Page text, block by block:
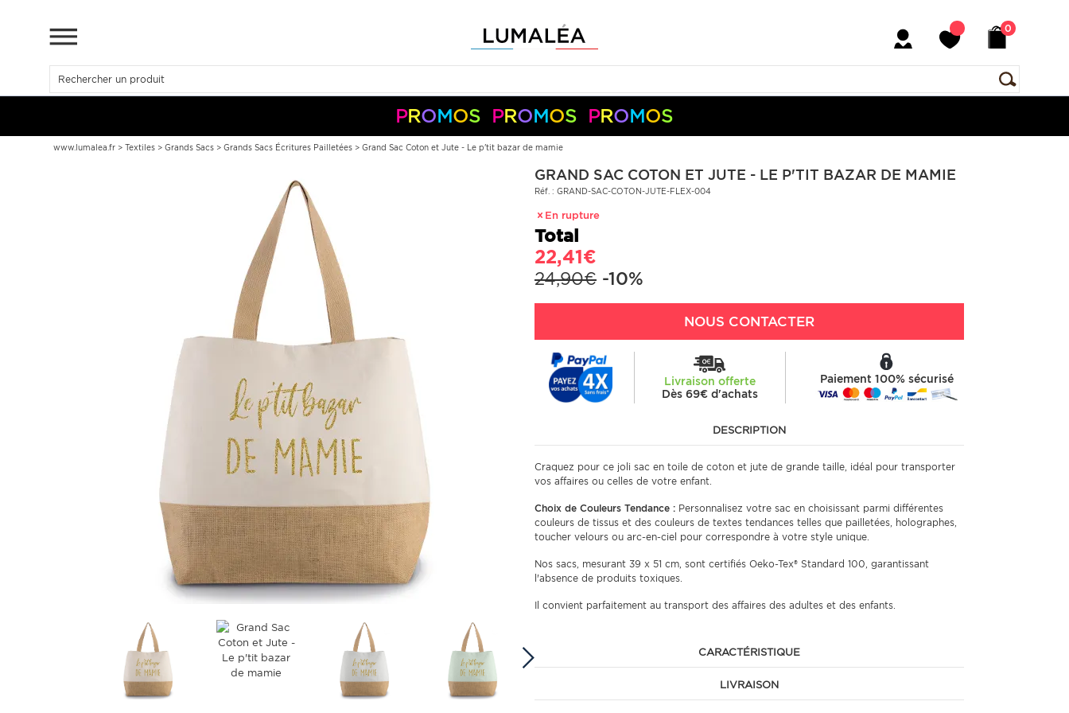
0
PROMOS PROMOS PROMOS
-5% + 50€ S05050
-10% + 150€ S10150
PayPal
www.lumalea.fr >Textiles >Grands Sacs >Grands Sacs Écritures Pailletées >Grand Sac Coton et Jute - Le p'tit bazar de mamie
GRAND SAC COTON ET JUTE - LE P'TIT BAZAR DE MAMIE
Réf. : GRAND-SAC-COTON-JUTE-FLEX-004
En rupture
Total
22,41€
24,90€ -10%
NOUS CONTACTER
Livraison offerte
Dès 69€ d'achats
Paiement 100% sécurisé
DESCRIPTION
Craquez pour ce joli sac en toile de coton et jute de grande taille, idéal pour transporter
vos affaires ou celles de votre enfant.
Choix de Couleurs Tendance : Personnalisez votre sac en choisissant parmi différentes
couleurs de tissus et des couleurs de textes tendances telles que pailletées, holographes,
toucher velours ou arc-en-ciel pour correspondre à votre style unique.
Nos sacs, mesurant 39 x 51 cm, sont certifiés Oeko-Tex® Standard 100, garantissant
l'absence de produits toxiques.
Il convient parfaitement au transport des affaires des adultes et des enfants.
CARACTÉRISTIQUE
LIVRAISON